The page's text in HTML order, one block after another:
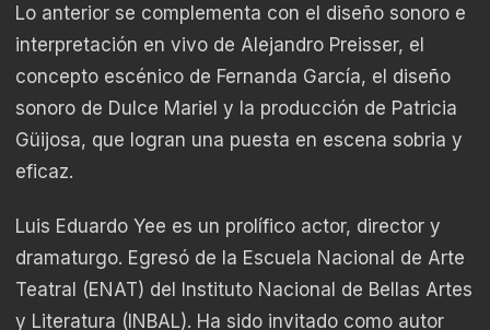
Lo anterior se complementa con el diseño sonoro e
interpretación en vivo de Alejandro Preisser, el
concepto escénico de Fernanda García, el diseño
sonoro de Dulce Mariel y la producción de Patricia
Güijosa, que logran una puesta en escena sobria y
eficaz.
Luis Eduardo Yee es un prolífico actor, director y
dramaturgo. Egresó de la Escuela Nacional de Arte
Teatral (ENAT) del Instituto Nacional de Bellas Artes
y Literatura (INBAL). Ha sido invitado como autor